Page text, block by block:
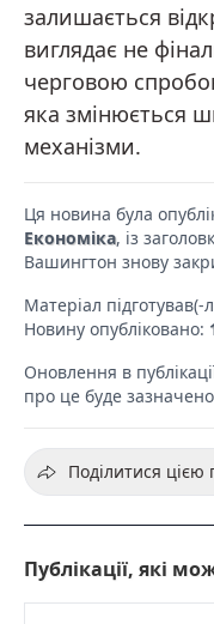
залишається
виглядає не
черговою
яка змінюється
механізми.
Ця новина була
Економіка, із
Вашингтон знову
Матеріал підготував(-
Новину опубліковано:
Оновлення в
про це буде зазначено
Поділитися цією
Публікації, які